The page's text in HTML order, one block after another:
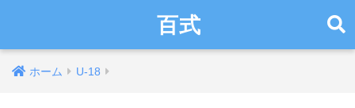
百式
ホーム U-18